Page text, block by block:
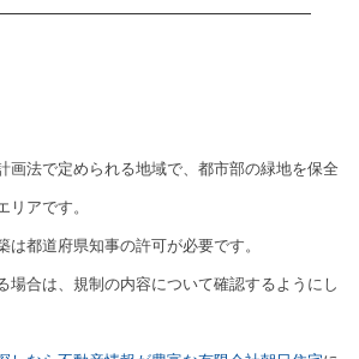
画法で定められる地域で、都市部の緑地を保全
リアです。
は都道府県知事の許可が必要です。
場合は、規制の内容について確認するようにし